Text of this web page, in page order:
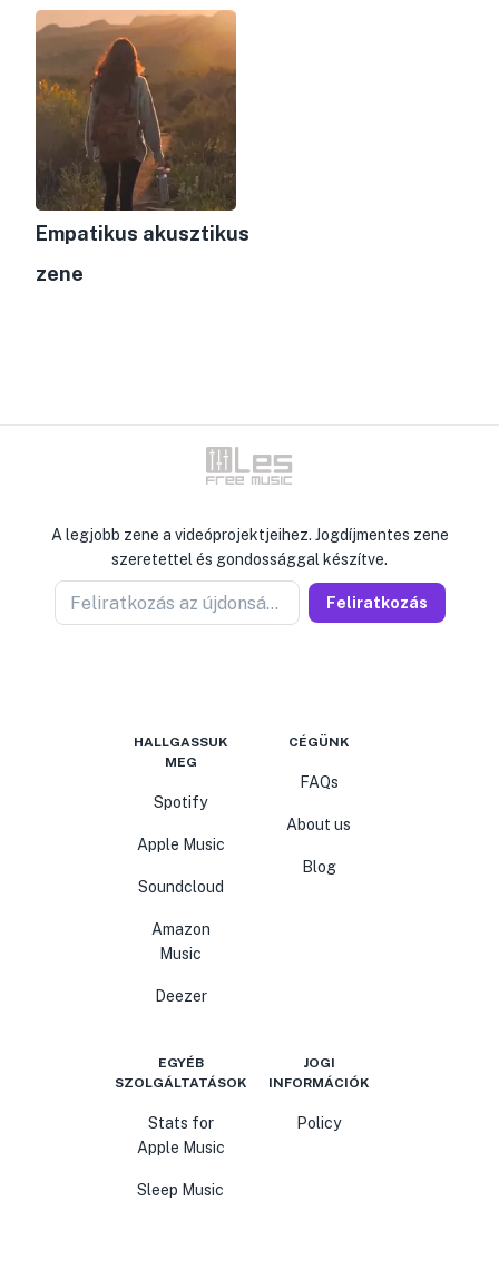
Empatikus akusztikus
zene
A legjobb zene a videóprojektjeihez. Jogdíjmentes zene
szeretettel és gondossággal készítve.
Feliratkozás az újdonságokért Feliratkozás
HALLGASSUK
MEG
Spotify
Apple Music
Soundcloud
Amazon
Music
Deezer
CÉGÜNK
FAQs
About us
Blog
EGYÉB
SZOLGÁLTATÁSOK
Stats for
Apple Music
Sleep Music
JOGI
INFORMÁCIÓK
Policy